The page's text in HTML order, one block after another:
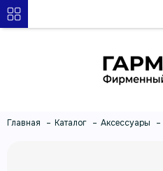
Главная Каталог Аксессуары